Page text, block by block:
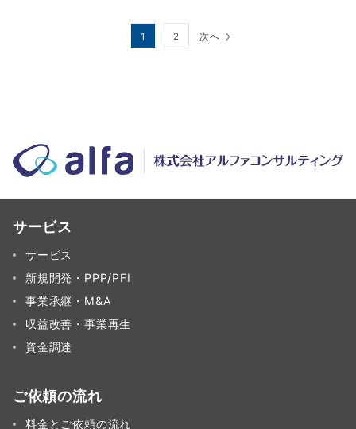
ー
ジ
送
り
1 2 次へ
サービス
サービス
新規開発・PPP/PFI
事業承継・M&A
収益改善・事業再生
資金調達
ご依頼の流れ
料金とご依頼の流れ